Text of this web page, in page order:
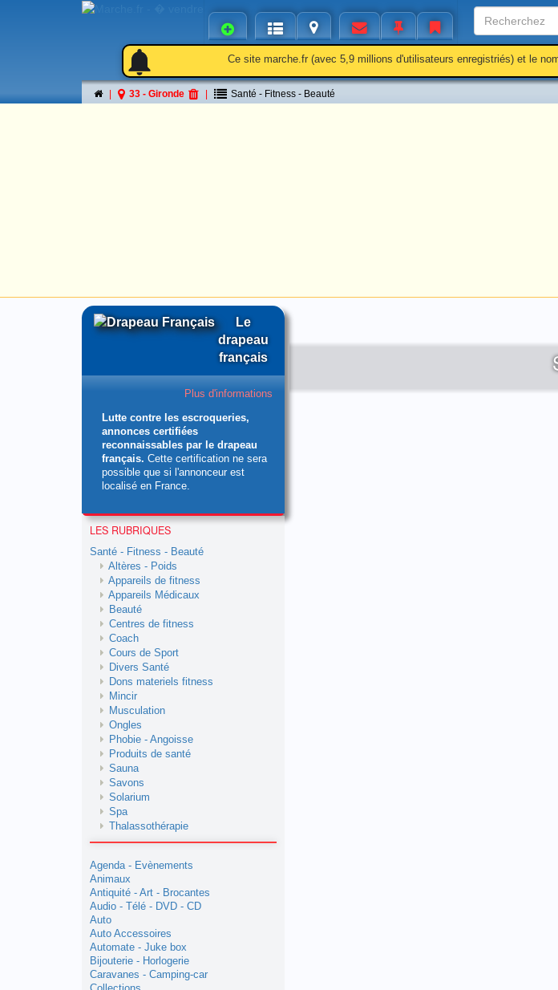
notifications
notifications Ce site marche.fr (avec 5,9 millions d'utilisateurs enregistriés) et le
33 - Gironde Santé - Fitness - Beauté
Le
drapeau
français
Plus d'informations
Lutte contre les escroqueries,
annonces certifiées
reconnaissables par le drapeau
français. Cette certification ne sera
possible que si l'annonceur est
localisé en France.
LES RUBRIQUES
Santé - Fitness - Beauté
Altères - Poids
Appareils de fitness
Appareils Médicaux
Beauté
Centres de fitness
Coach
Cours de Sport
Divers Santé
Dons materiels fitness
Mincir
Musculation
Ongles
Phobie - Angoisse
Produits de santé
Sauna
Savons
Solarium
Spa
Thalassothérapie
Agenda - Evènements
Animaux
Antiquité - Art - Brocantes
Audio - Télé - DVD - CD
Auto
Auto Accessoires
Automate - Juke box
Bijouterie - Horlogerie
Caravanes - Camping-car